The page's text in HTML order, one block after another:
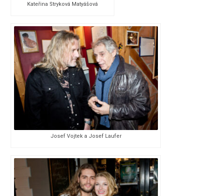
Kateřina Stryková Matyášová
Josef Vojtek a Josef Laufer